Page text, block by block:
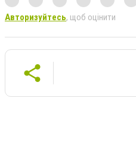
Авторизуйтесь, щоб оцінити